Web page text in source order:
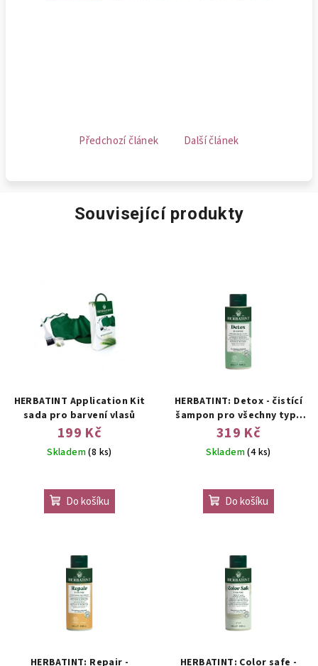
Předchozí článek Další článek
Související produkty
HERBATINT Application Kit
sada pro barvení vlasů
199 Kč
Skladem(8 ks)
Do košíku
HERBATINT: Detox - čistící
šampon pro všechny typy
vlasů
319 Kč
Skladem(4 ks)
Do košíku
HERBATINT: Repair - HERBATINT: Color safe -